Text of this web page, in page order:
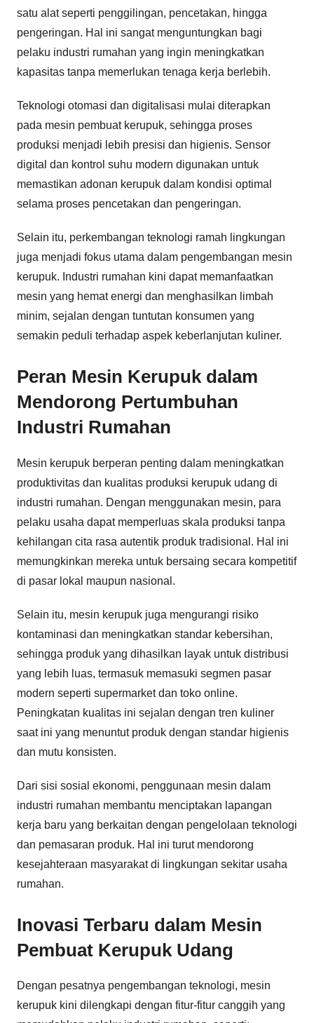
satu alat seperti penggilingan, pencetakan, hingga
pengeringan. Hal ini sangat menguntungkan bagi
pelaku industri rumahan yang ingin meningkatkan
kapasitas tanpa memerlukan tenaga kerja berlebih.
Teknologi otomasi dan digitalisasi mulai diterapkan
pada mesin pembuat kerupuk, sehingga proses
produksi menjadi lebih presisi dan higienis. Sensor
digital dan kontrol suhu modern digunakan untuk
memastikan adonan kerupuk dalam kondisi optimal
selama proses pencetakan dan pengeringan.
Selain itu, perkembangan teknologi ramah lingkungan
juga menjadi fokus utama dalam pengembangan mesin
kerupuk. Industri rumahan kini dapat memanfaatkan
mesin yang hemat energi dan menghasilkan limbah
minim, sejalan dengan tuntutan konsumen yang
semakin peduli terhadap aspek keberlanjutan kuliner.
Peran Mesin Kerupuk dalam
Mendorong Pertumbuhan
Industri Rumahan
Mesin kerupuk berperan penting dalam meningkatkan
produktivitas dan kualitas produksi kerupuk udang di
industri rumahan. Dengan menggunakan mesin, para
pelaku usaha dapat memperluas skala produksi tanpa
kehilangan cita rasa autentik produk tradisional. Hal ini
memungkinkan mereka untuk bersaing secara kompetitif
di pasar lokal maupun nasional.
Selain itu, mesin kerupuk juga mengurangi risiko
kontaminasi dan meningkatkan standar kebersihan,
sehingga produk yang dihasilkan layak untuk distribusi
yang lebih luas, termasuk memasuki segmen pasar
modern seperti supermarket dan toko online.
Peningkatan kualitas ini sejalan dengan tren kuliner
saat ini yang menuntut produk dengan standar higienis
dan mutu konsisten.
Dari sisi sosial ekonomi, penggunaan mesin dalam
industri rumahan membantu menciptakan lapangan
kerja baru yang berkaitan dengan pengelolaan teknologi
dan pemasaran produk. Hal ini turut mendorong
kesejahteraan masyarakat di lingkungan sekitar usaha
rumahan.
Inovasi Terbaru dalam Mesin
Pembuat Kerupuk Udang
Dengan pesatnya pengembangan teknologi, mesin
kerupuk kini dilengkapi dengan fitur-fitur canggih yang